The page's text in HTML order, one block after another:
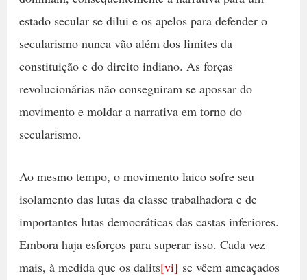
estado secular se dilui e os apelos para defender o
secularismo nunca vão além dos limites da
constituição e do direito indiano. As forças
revolucionárias não conseguiram se apossar do
movimento e moldar a narrativa em torno do
secularismo.
Ao mesmo tempo, o movimento laico sofre seu
isolamento das lutas da classe trabalhadora e de
importantes lutas democráticas das castas inferiores.
Embora haja esforços para superar isso. Cada vez
mais, à medida que os dalits[vi] se vêem ameaçados